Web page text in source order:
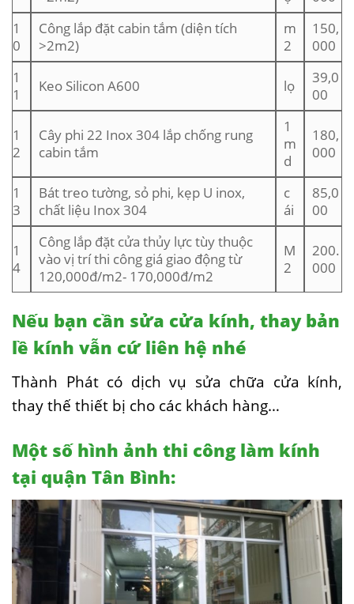
1
0
Công lắp đặt cabin tắm (diện tích
>2m2)
m
2
150,
000
1
1
Keo Silicon A600 lọ
39,0
00
1
2
Cây phi 22 Inox 304 lắp chống rung
cabin tắm
1
m
d
180,
000
1
3
Bát treo tường, sỏ phi, kẹp U inox,
chất liệu Inox 304
c
ái
85,0
00
1
4
Công lắp đặt cửa thủy lực tùy thuộc
vào vị trí thi công giá giao động từ
120,000đ/m2- 170,000đ/m2
M
2
200.
000
Nếu bạn cần sửa cửa kính, thay bản
lề kính vẫn cứ liên hệ nhé
Thành Phát có dịch vụ sửa chữa cửa kính,
thay thế thiết bị cho các khách hàng…
Một số hình ảnh thi công làm kính
tại quận Tân Bình: